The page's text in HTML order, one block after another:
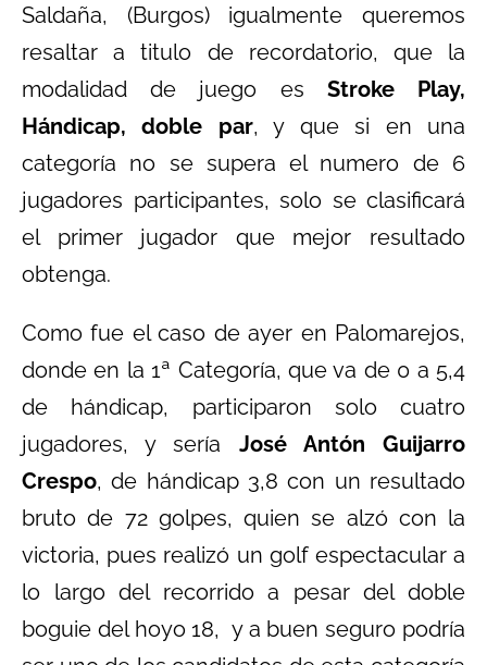
Saldaña, (Burgos) igualmente queremos
resaltar a titulo de recordatorio, que la
modalidad de juego es Stroke Play,
Hándicap, doble par, y que si en una
categoría no se supera el numero de 6
jugadores participantes, solo se clasificará
el primer jugador que mejor resultado
obtenga.
Como fue el caso de ayer en Palomarejos,
donde en la 1ª Categoría, que va de 0 a 5,4
de hándicap, participaron solo cuatro
jugadores, y sería José Antón Guijarro
Crespo, de hándicap 3,8 con un resultado
bruto de 72 golpes, quien se alzó con la
victoria, pues realizó un golf espectacular a
lo largo del recorrido a pesar del doble
boguie del hoyo 18, y a buen seguro podría